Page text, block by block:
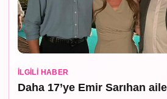
İLGILI HABER
Daha 17’ye Emir Sarıhan